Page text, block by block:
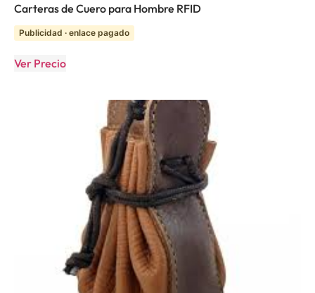
Carteras de Cuero para Hombre RFID
Publicidad · enlace pagado
Ver Precio